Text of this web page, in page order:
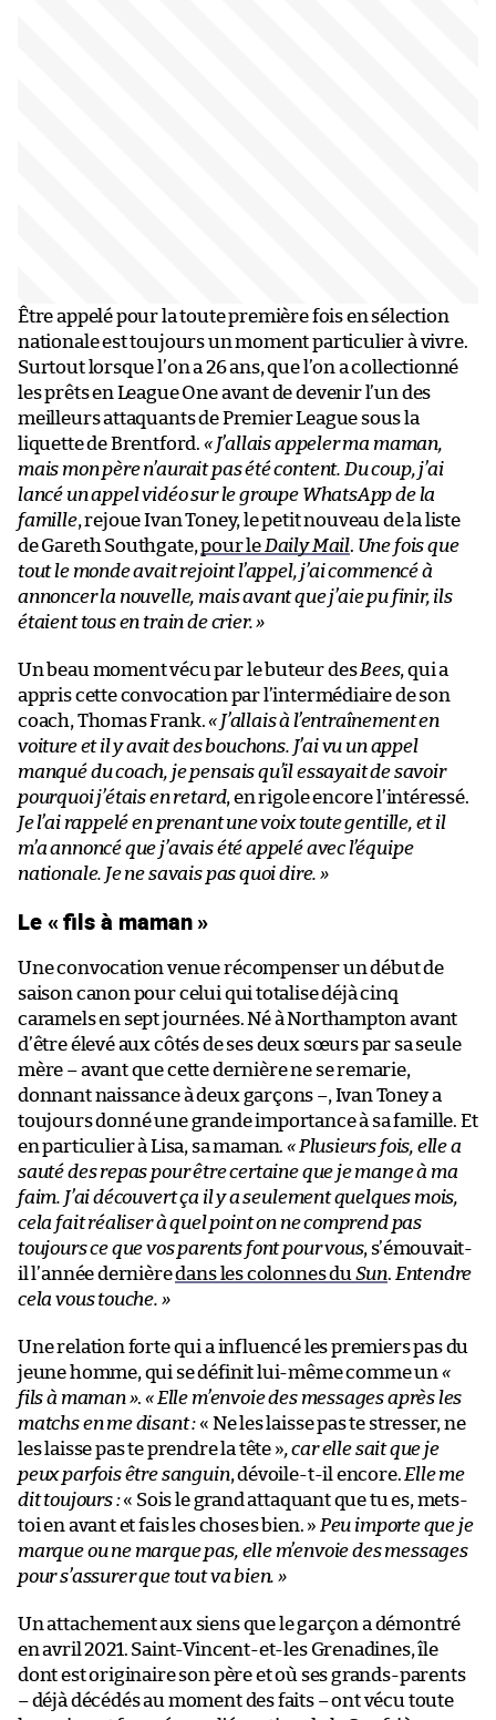
Être appelé pour la toute première fois en sélection
nationale est toujours un moment particulier à vivre.
Surtout lorsque l’on a 26 ans, que l’on a collectionné
les prêts en League One avant de devenir l’un des
meilleurs attaquants de Premier League sous la
liquette de Brentford. « J’allais appeler ma maman,
mais mon père n’aurait pas été content. Du coup, j’ai
lancé un appel vidéo sur le groupe WhatsApp de la
famille, rejoue Ivan Toney, le petit nouveau de la liste
de Gareth Southgate,pour leDaily Mail. Une fois que
tout le monde avait rejoint l’appel, j’ai commencé à
annoncer la nouvelle, mais avant que j’aie pu finir, ils
étaient tous en train de crier. »
Un beau moment vécu par le buteur desBees, qui a
appris cette convocation par l’intermédiaire de son
coach, Thomas Frank.« J’allais à l’entraînement en
voiture et il y avait des bouchons. J’ai vu un appel
manqué du coach, je pensais qu’il essayait de savoir
pourquoi j’étais en retard, en rigole encore l’intéressé.
Je l’ai rappelé en prenant une voix toute gentille, et il
m’a annoncé que j’avais été appelé avec l’équipe
nationale. Je ne savais pas quoi dire. »
Le « fils à maman »
Une convocation venue récompenser un début de
saison canon pour celui qui totalise déjà cinq
caramels en sept journées. Né à Northampton avant
d’être élevé aux côtés de ses deux sœurs par sa seule
mère – avant que cette dernière ne se remarie,
donnant naissance à deux garçons –, Ivan Toney a
toujours donné une grande importance à sa famille. Et
en particulier à Lisa, sa maman.« Plusieurs fois, elle a
sauté des repas pour être certaine que je mange à ma
faim. J’ai découvert ça il y a seulement quelques mois,
cela fait réaliser à quel point on ne comprend pas
toujours ce que vos parents font pour vous, s’émouvait-
il l’année dernièredans les colonnes duSun. Entendre
cela vous touche. »
Une relation forte qui a influencé les premiers pas du
jeune homme, qui se définit lui-même comme un«
fils à maman ».« Elle m’envoie des messages après les
matchs en me disant : « Ne les laisse pas te stresser, ne
les laisse pas te prendre la tête », car elle sait que je
peux parfois être sanguin, dévoile-t-il encore.Elle me
dit toujours :« Sois le grand attaquant que tu es, mets-
toi en avant et fais les choses bien. » Peu importe que je
marque ou ne marque pas, elle m’envoie des messages
pour s’assurer que tout va bien. »
Un attachement aux siens que le garçon a démontré
en avril 2021. Saint-Vincent-et-les Grenadines, île
dont est originaire son père et où ses grands-parents
– déjà décédés au moment des faits – ont vécu toute